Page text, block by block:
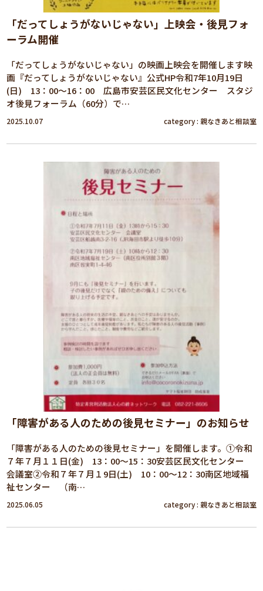
「だってしょうがないじゃない」上映会・後見フォ
ーラム開催
「だってしょうがないじゃない」の映画上映会を開催します映
画『だってしょうがないじゃない』公式HP令和7年10月19日
(日) 13：00～16：00 広島市安芸区民文化センター スタジ
オ後見フォーラム（60分）で…
2025.10.07 category : 親なきあと相談室
「障害がある人のための後見セミナー」のお知らせ
「障害がある人のための後見セミナー」を開催します。①令和
７年７月１１日(金) 13：00～15：30安芸区民文化センター
会議室②令和７年７月１9日(土) 10：00～12：30南区地域福
祉センター （南…
2025.06.05 category : 親なきあと相談室